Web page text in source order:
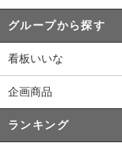
グループから探す
看板いいな
企画商品
ランキング